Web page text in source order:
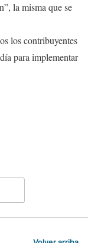
la misma que se
los contribuyentes
para implementar